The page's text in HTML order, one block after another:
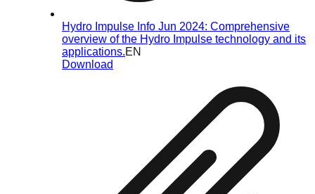
Hydro Impulse Info Jun 2024: Comprehensive
overview of the Hydro Impulse technology and its
applications.EN
Download